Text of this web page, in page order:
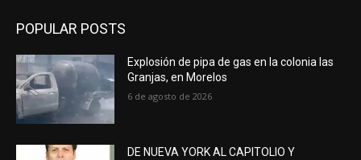
POPULAR POSTS
Explosión de pipa de gas en la colonia las
Granjas, en Morelos
6 de agosto de 2026
DE NUEVA YORK AL CAPITOLIO Y